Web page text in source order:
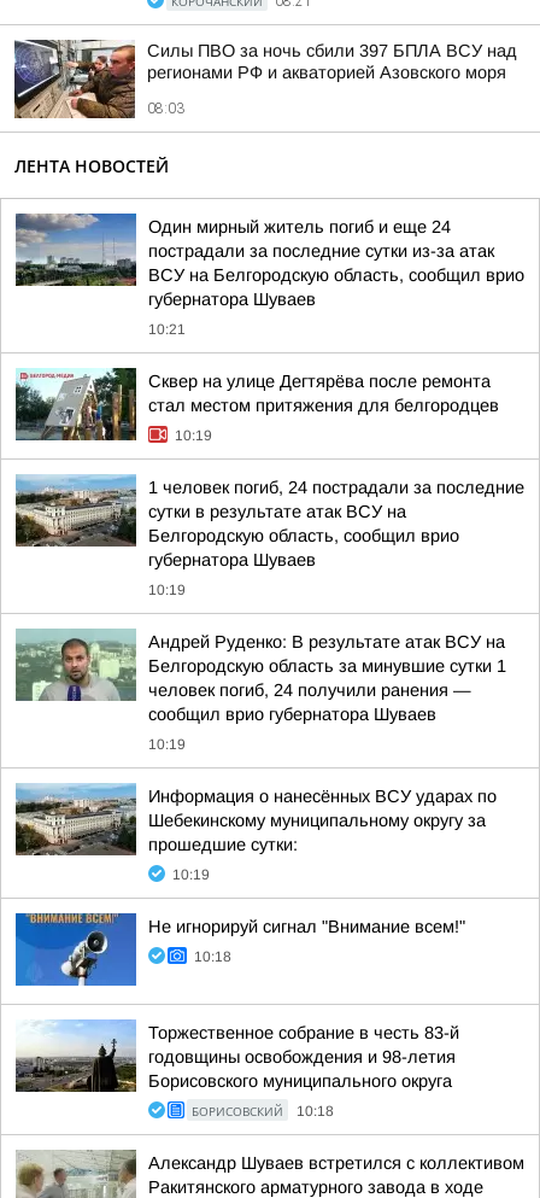
Силы ПВО за ночь сбили 397 БПЛА ВСУ над
регионами РФ и акваторией Азовского моря
08:03
ЛЕНТА НОВОСТЕЙ
Один мирный житель погиб и еще 24
пострадали за последние сутки из-за атак
ВСУ на Белгородскую область, сообщил врио
губернатора Шуваев
10:21
Сквер на улице Дегтярёва после ремонта
стал местом притяжения для белгородцев
10:19
1 человек погиб, 24 пострадали за последние
сутки в результате атак ВСУ на
Белгородскую область, сообщил врио
губернатора Шуваев
10:19
Андрей Руденко: В результате атак ВСУ на
Белгородскую область за минувшие сутки 1
человек погиб, 24 получили ранения —
сообщил врио губернатора Шуваев
10:19
Информация о нанесённых ВСУ ударах по
Шебекинскому муниципальному округу за
прошедшие сутки:
10:19
Не игнорируй сигнал "Внимание всем!"
10:18
Торжественное собрание в честь 83-й
годовщины освобождения и 98-летия
Борисовского муниципального округа
БОРИСОВСКИЙ 10:18
Александр Шуваев встретился с коллективом
Ракитянского арматурного завода в ходе